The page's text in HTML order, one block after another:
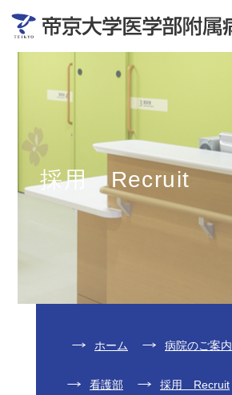
採用 Recruit
ホーム 病院のご案内
看護部 採用 Recruit